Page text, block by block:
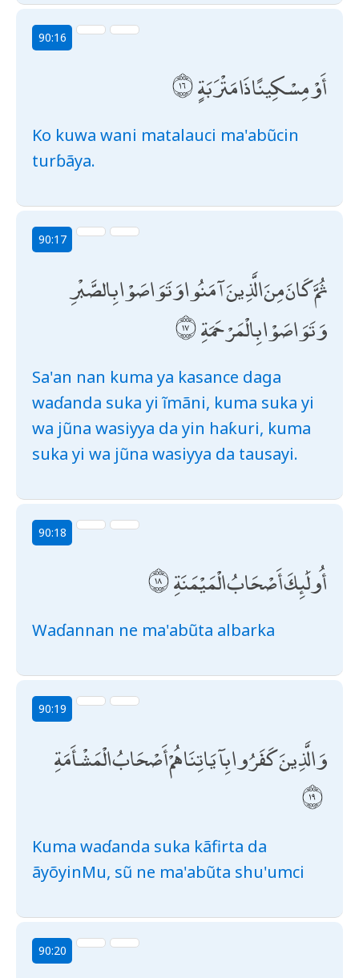
90:16
أَوْ مِسْكِينًا ذَا مَتْرَبَةٍ
Ko kuwa wani matalauci ma'abũcin
turɓãya.
90:17
ثُمَّ كَانَ مِنَ الَّذِينَ آمَنُوا وَتَوَاصَوْا بِالصَّبْرِ
وَتَوَاصَوْا بِالْمَرْحَمَةِ
Sa'an nan kuma ya kasance daga
waɗanda suka yi ĩmãni, kuma suka yi
wa jũna wasiyya da yin haƙuri, kuma
suka yi wa jũna wasiyya da tausayi.
90:18
أُولَٰئِكَ أَصْحَابُ الْمَيْمَنَةِ
Waɗannan ne ma'abũta albarka
90:19
وَالَّذِينَ كَفَرُوا بِآيَاتِنَا هُمْ أَصْحَابُ الْمَشْأَمَةِ
Kuma waɗanda suka kãfirta da
ãyõyinMu, sũ ne ma'abũta shu'umci
90:20